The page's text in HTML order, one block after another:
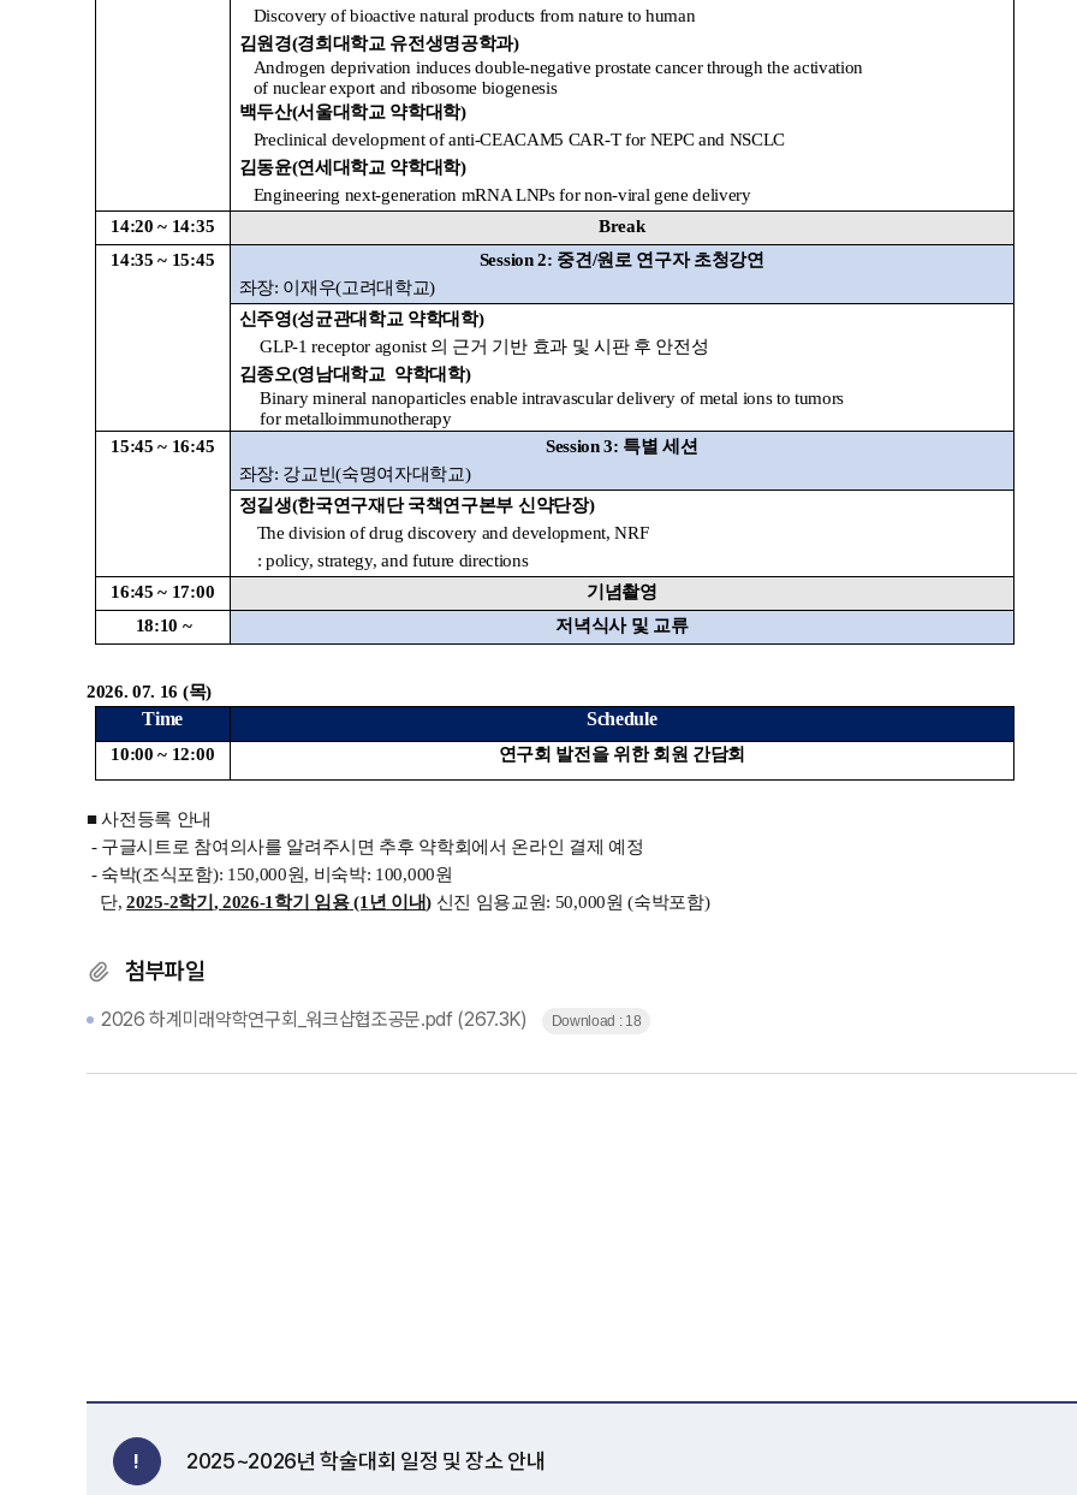
Discovery of bioactive natural products from nature to human
김원경(경희대학교 유전생명공학과)
Androgen deprivation induces double-negative prostate cancer through the activation
of nuclear export and ribosome biogenesis
백두산(서울대학교 약학대학)
Preclinical development of anti-CEACAM5 CAR-T for NEPC and NSCLC
김동윤(연세대학교 약학대학)
Engineering next-generation mRNA LNPs for non-viral gene delivery
14:20 ~ 14:35
Break
14:35 ~ 15:45
Session 2: 중견/원로 연구자 초청강연
좌장: 이재우(고려대학교)
신주영(성균관대학교 약학대학)
GLP-1 receptor agonist 의 근거 기반 효과 및 시판 후 안전성
김종오(영남대학교 약학대학)
Binary mineral nanoparticles enable intravascular delivery of metal ions to tumors
for metalloimmunotherapy
15:45 ~ 16:45
Session 3: 특별 세션
좌장: 강교빈(숙명여자대학교)
정길생(한국연구재단 국책연구본부 신약단장)
The division of drug discovery and development, NRF
: policy, strategy,and future directions
16:45 ~ 17:00
기념촬영
18:10 ~
저녁식사 및 교류
2026. 07. 16 (목)
Time Schedule
10:00 ~ 12:00 연구회 발전을 위한 회원 간담회
■사전등록 안내
- 구글시트로 참여의사를 알려주시면 추후 약학회에서 온라인 결제 예정
- 숙박(조식포함): 150,000원, 비숙박: 100,000원
단,2025-2학기 , 2026-1학기 임용(1년 이내) 신진 임용교원: 50,000원 (숙박포함)
첨부파일
2026 하계미래약학연구회_워크샵협조공문.pdf(267.3K) Download : 18
! 2025~2026년 학술대회 일정 및 장소 안내